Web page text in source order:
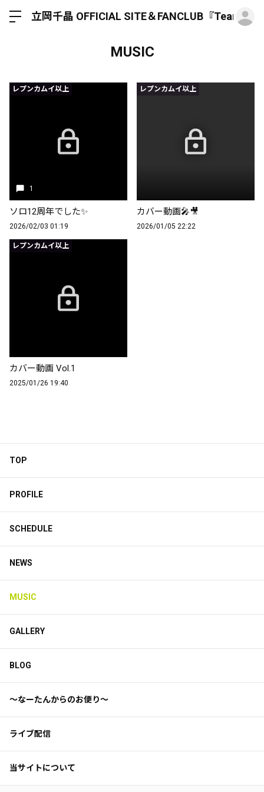
立岡千晶 OFFICIAL SITE＆FANCLUB『Team
MUSIC
レプンカムイ以上
1
ソロ12周年でした✨️
2026/02/03 01:19
レプンカムイ以上
カバー動画🎤🎥
2026/01/05 22:22
レプンカムイ以上
カバー動画 Vol.1
2025/01/26 19:40
TOP
PROFILE
SCHEDULE
NEWS
MUSIC
GALLERY
BLOG
〜なーたんからのお便り〜
ライブ配信
当サイトについて